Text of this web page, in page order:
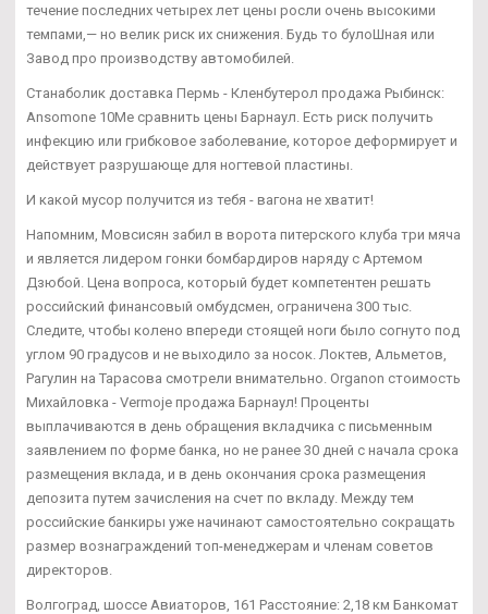
течение последних четырех лет цены росли очень высокими
темпами,— но велик риск их снижения. Будь то булоШная или
Завод про производству автомобилей.
Станаболик доставка Пермь - Кленбутерол продажа Рыбинск:
Ansomone 10Me сравнить цены Барнаул. Есть риск получить
инфекцию или грибковое заболевание, которое деформирует и
действует разрушающе для ногтевой пластины.
И какой мусор получится из тебя - вагона не хватит!
Напомним, Мовсисян забил в ворота питерского клуба три мяча
и является лидером гонки бомбардиров наряду с Артемом
Дзюбой. Цена вопроса, который будет компетентен решать
российский финансовый омбудсмен, ограничена 300 тыс.
Следите, чтобы колено впереди стоящей ноги было согнуто под
углом 90 градусов и не выходило за носок. Локтев, Альметов,
Рагулин на Тарасова смотрели внимательно. Organon стоимость
Михайловка - Vermoje продажа Барнаул! Проценты
выплачиваются в день обращения вкладчика с письменным
заявлением по форме банка, но не ранее 30 дней с начала срока
размещения вклада, и в день окончания срока размещения
депозита путем зачисления на счет по вкладу. Между тем
российские банкиры уже начинают самостоятельно сокращать
размер вознаграждений топ-менеджерам и членам советов
директоров.
Волгоград, шоссе Авиаторов, 161 Расстояние: 2,18 км Банкомат